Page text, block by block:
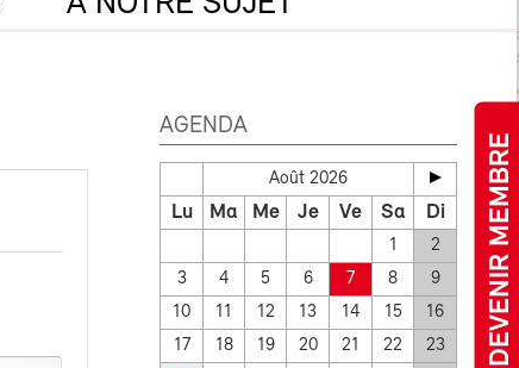
DEVENIR MEMBRE
AGENDA
Août 2026
Lu Ma Me Je Ve Sa Di
1
2
3
4 5 6 7 8
9
10
11 12 13 14 15
16
17
18 19 20 21 22 23